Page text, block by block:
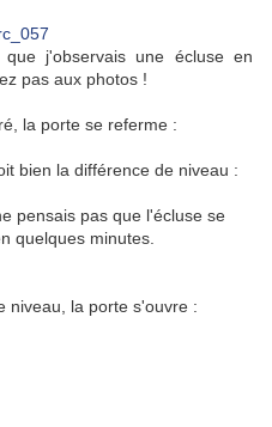
j'observais une écluse en
pas aux photos !
la porte se referme :
bien la différence de niveau :
pensais pas que l'écluse se
quelques minutes.
niveau, la porte s'ouvre :